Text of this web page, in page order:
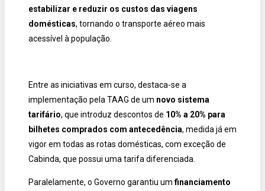
estabilizar e reduzir os custos das viagens
domésticas, tornando o transporte aéreo mais
acessível à população.
Entre as iniciativas em curso, destaca-se a
implementação pela TAAG de um novo sistema
tarifário, que introduz descontos de 10% a 20% para
bilhetes comprados com antecedência, medida já em
vigor em todas as rotas domésticas, com exceção de
Cabinda, que possui uma tarifa diferenciada.
Paralelamente, o Governo garantiu umfinanciamento